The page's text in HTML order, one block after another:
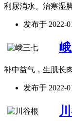
利尿消水。治寒湿
发布于 2022-
补中益气，生肌长
发布于 2022-